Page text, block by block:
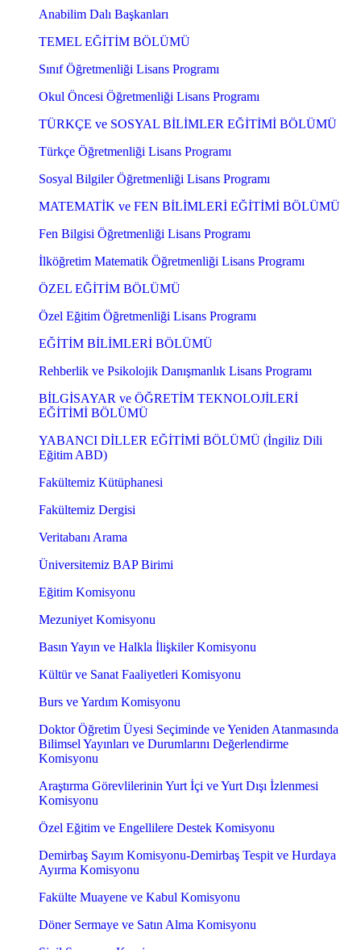
Anabilim Dalı Başkanları
TEMEL EĞİTİM BÖLÜMÜ
Sınıf Öğretmenliği Lisans Programı
Okul Öncesi Öğretmenliği Lisans Programı
TÜRKÇE ve SOSYAL BİLİMLER EĞİTİMİ BÖLÜMÜ
Türkçe Öğretmenliği Lisans Programı
Sosyal Bilgiler Öğretmenliği Lisans Programı
MATEMATİK ve FEN BİLİMLERİ EĞİTİMİ BÖLÜMÜ
Fen Bilgisi Öğretmenliği Lisans Programı
İlköğretim Matematik Öğretmenliği Lisans Programı
ÖZEL EĞİTİM BÖLÜMÜ
Özel Eğitim Öğretmenliği Lisans Programı
EĞİTİM BİLİMLERİ BÖLÜMÜ
Rehberlik ve Psikolojik Danışmanlık Lisans Programı
BİLGİSAYAR ve ÖĞRETİM TEKNOLOJİLERİ
EĞİTİMİ BÖLÜMÜ
YABANCI DİLLER EĞİTİMİ BÖLÜMÜ (İngiliz Dili
Eğitim ABD)
Fakültemiz Kütüphanesi
Fakültemiz Dergisi
Veritabanı Arama
Üniversitemiz BAP Birimi
Eğitim Komisyonu
Mezuniyet Komisyonu
Basın Yayın ve Halkla İlişkiler Komisyonu
Kültür ve Sanat Faaliyetleri Komisyonu
Burs ve Yardım Komisyonu
Doktor Öğretim Üyesi Seçiminde ve Yeniden Atanmasında
Bilimsel Yayınları ve Durumlarını Değerlendirme
Komisyonu
Araştırma Görevlilerinin Yurt İçi ve Yurt Dışı İzlenmesi
Komisyonu
Özel Eğitim ve Engellilere Destek Komisyonu
Demirbaş Sayım Komisyonu-Demirbaş Tespit ve Hurdaya
Ayırma Komisyonu
Fakülte Muayene ve Kabul Komisyonu
Döner Sermaye ve Satın Alma Komisyonu